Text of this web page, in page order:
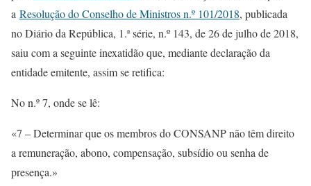
a Resolução do Conselho de Ministros n.º 101/2018, publicada
no Diário da República, 1.ª série, n.º 143, de 26 de julho de 2018,
saiu com a seguinte inexatidão que, mediante declaração da
entidade emitente, assim se retifica:
No n.º 7, onde se lê:
«7 – Determinar que os membros do CONSANP não têm direito
a remuneração, abono, compensação, subsídio ou senha de
presença.»